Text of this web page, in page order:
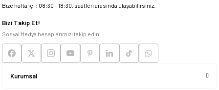
Deneyimini Paylaş
Bize hafta içi : 08:30 - 18:30, saatleri arasında ulaşabilirsiniz.
Bizi Takip Et!
Sosyal Medya hesaplarımızı takip edin!
Kurumsal